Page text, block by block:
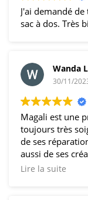
J'ai demandé
sac à dos. Très
Wanda
30/11/
Magali est une
toujours très
de ses
aussi de ses
lorsque vous
Lire la suite